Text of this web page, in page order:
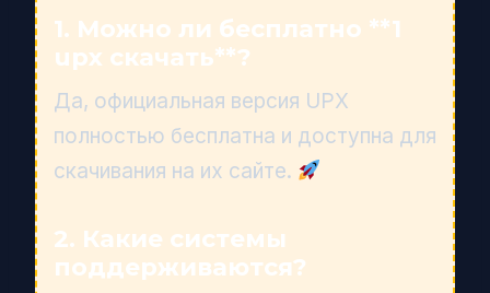
1. Можно ли бесплатно **1
upx скачать**?
Да, официальная версия UPX
полностью бесплатна и доступна для
скачивания на их сайте.
2. Какие системы
поддерживаются?